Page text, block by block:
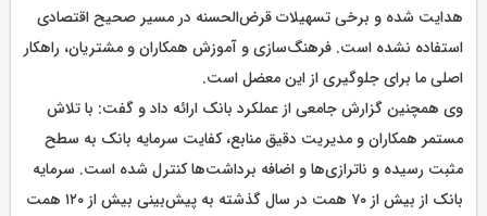
هدایت شده و برخی تسهیلات قرض‌الحسنه در مسیر صحیح اقتصادی
استفاده نشده است. فرهنگ‌سازی و آموزش همکاران و مشتریان، راهکار
اصلی ما برای جلوگیری از این معضل است.
وی همچنین گزارش جامعی از عملکرد بانک ارائه داد و گفت: با تلاش
مستمر همکاران و مدیریت دقیق منابع، کفایت سرمایه بانک به سطح
مثبت رسیده و ناترازی‌ها و اضافه برداشت‌ها کنترل شده است. سرمایه
بانک از بیش از ۷۰ همت در سال گذشته به پیش‌بینی بیش از ۱۲۰ همت